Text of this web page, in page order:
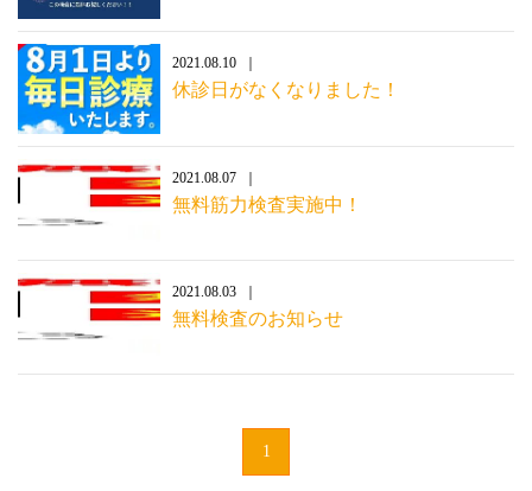
2021.08.10
休診日がなくなりました！
2021.08.07
無料筋力検査実施中！
2021.08.03
無料検査のお知らせ
1